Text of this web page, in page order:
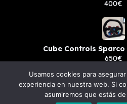
400€
Cube Controls Sparco
650€
Usamos cookies para
experiencia en nuestra web. Si
asumiremos que estás